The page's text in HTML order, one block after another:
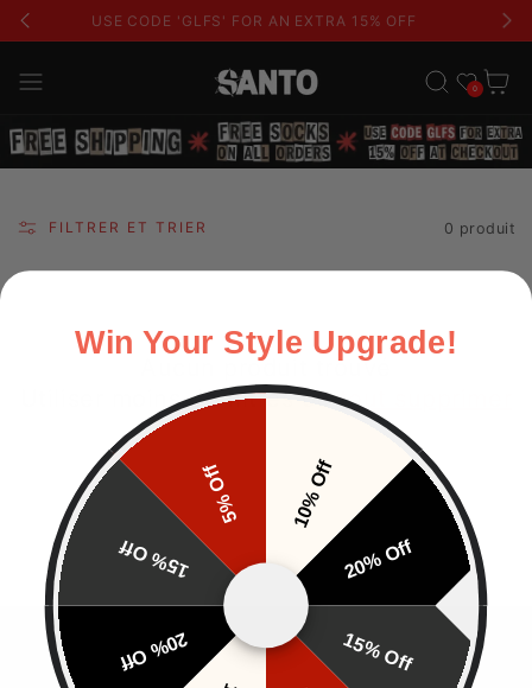
USE CODE 'GLFS' FOR AN EXTRA 15% OFF
Liste de souhaits
0
Panier
FILTRER ET TRIER 0 produit
Aucun produit trouvé
Utiliser moins de filtres outout supprimer
Win Your Style Upgrade!
10% Off
20% Off
15% Off
20% Off
15% Off
5% Off